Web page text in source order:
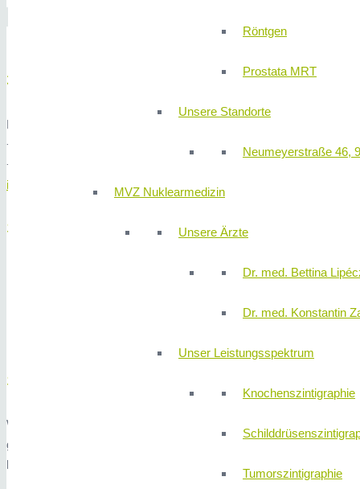
Röntgen
Prostata MRT
Unsere Standorte
Neumeyerstraße 46,
MVZ Nuklearmedizin
Unsere Ärzte
Dr. med. Bettina
Dr. med. Konstantin
Unser Leistungsspektrum
Knochenszintigraphie
Tumorszintigraphie
310KLINIK Chirurgie
Neumeyerstraße 48 - 8. Etage, 90411 Nürnberg
+49 (0) 911 580 68 - 4100
+49 (0) 911 580 68 - 4150
info@310klinik.com
SPRECHZEITEN
Schreiben Sie uns!
Wir laden Sie herzlichst zu einem unverbindlichen Gespräch mit
gemacht. Es ist Ihnen überlassen ob Sie sich für eine Operation
laden wir Sie nochmals zu einem Narkoseaufklärungsgespräch